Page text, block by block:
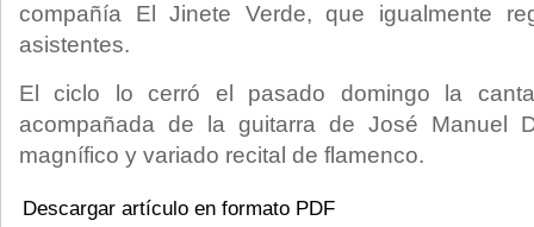
compañía El Jinete Verde, que igualmente
asistentes.
El ciclo lo cerró el pasado domingo la
acompañada de la guitarra de José Manuel
magnífico y variado recital de flamenco.
Descargar artículo en formato PDF